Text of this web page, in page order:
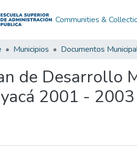
Communities &
Municipios Documentos
de Desarrollo
2001 - 2003